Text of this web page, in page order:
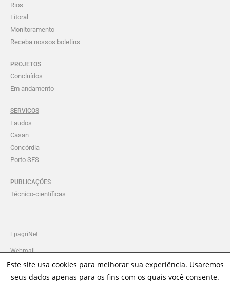
Rios
Litoral
Monitoramento
Receba nossos boletins
PROJETOS
Concluídos
Em andamento
SERVICOS
Laudos
Casan
Concórdia
Porto SFS
PUBLICAÇÕES
Técnico-científicas
Intranet Ciram
Webmail
EpagriNet
Este site usa cookies para melhorar sua experiência. Usaremos
seus dados apenas para os fins com os quais você consente.